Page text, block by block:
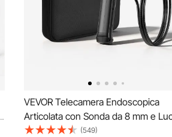
VEVOR Telecamera Endoscopica
Articolata con Sonda da 8 mm e
Rotazione a 360° in 4 Direzioni,
(549)